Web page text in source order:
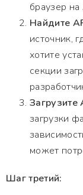
браузер на
Найдите
источник,
хотите
секции
Загрузите
загрузки
может
Шаг третий: